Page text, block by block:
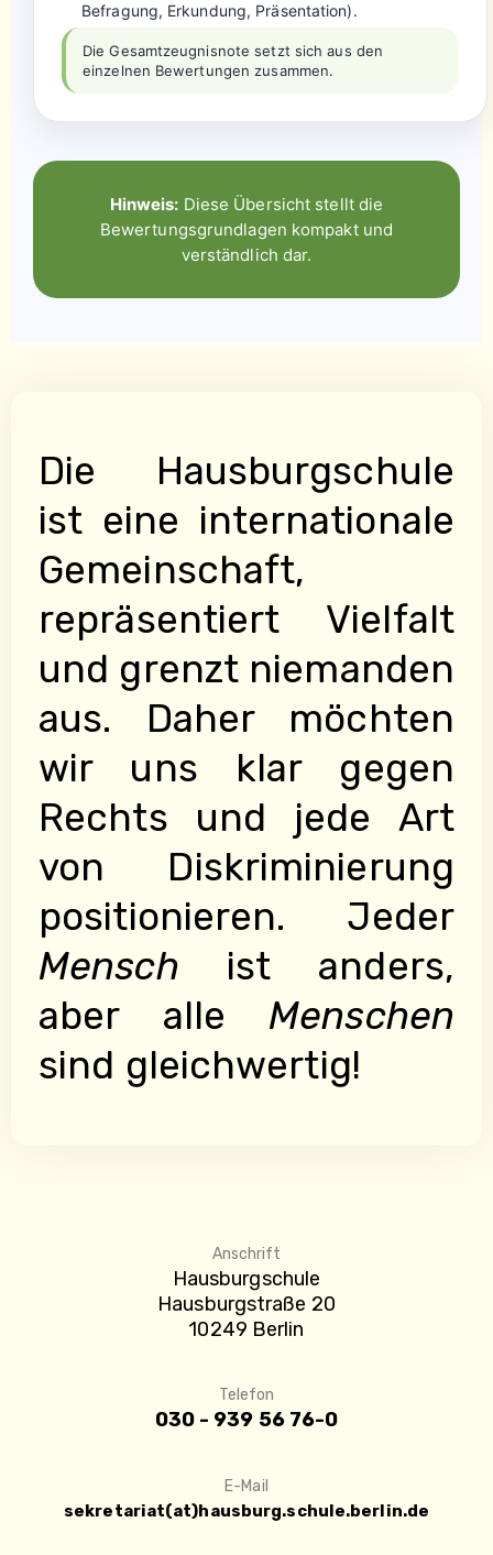
Befragung, Erkundung, Präsentation).
Die Gesamtzeugnisnote setzt sich aus den
einzelnen Bewertungen zusammen.
Hinweis: Diese Übersicht stellt die
Bewertungsgrundlagen kompakt und
verständlich dar.
Die Hausburgschule
ist eine internationale
Gemeinschaft,
repräsentiert Vielfalt
und grenzt niemanden
aus. Daher möchten
wir uns klar gegen
Rechts und jede Art
von Diskriminierung
positionieren. Jeder
Mensch ist anders,
aber alle Menschen
sind gleichwertig!
Anschrift
Hausburgschule
Hausburgstraße 20
10249 Berlin
Telefon
030 - 939 56 76-0
E-Mail
sekretariat(at)hausburg.schule.berlin.de